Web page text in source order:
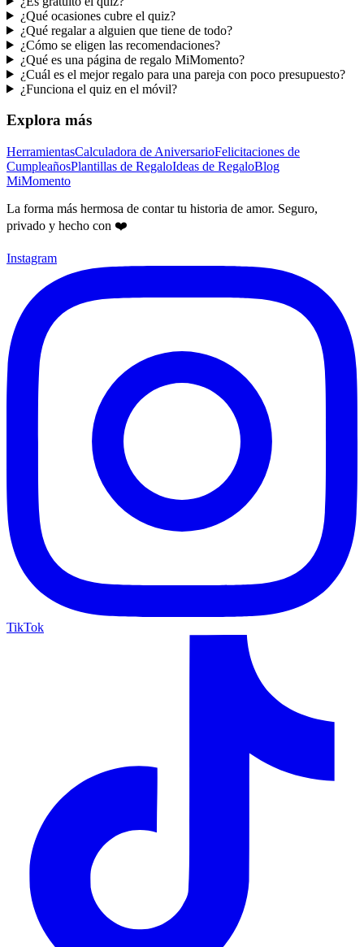
¿Qué ocasiones cubre el quiz?
¿Qué regalar a alguien que tiene de todo?
¿Cómo se eligen las recomendaciones?
¿Qué es una página de regalo MiMomento?
¿Cuál es el mejor regalo para una pareja con poco presupuesto?
¿Funciona el quiz en el móvil?
Explora más
HerramientasCalculadora de AniversarioFelicitaciones de
CumpleañosPlantillas de RegaloIdeas de RegaloBlog
MiMomento
La forma más hermosa de contar tu historia de amor. Seguro,
privado y hecho con ❤️
Instagram
TikTok